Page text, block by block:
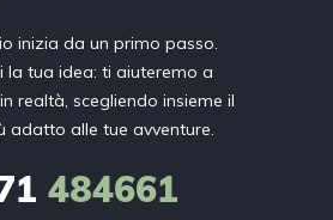
inizia da un primo passo.
la tua idea: ti aiuteremo a
realtà, scegliendo insieme il
adatto alle tue avventure.
484661